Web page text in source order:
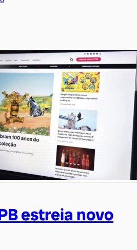
estreia novo